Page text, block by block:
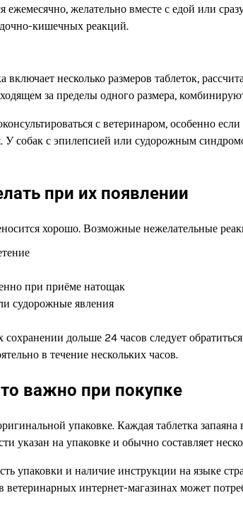
желательно вместе с едой или
кишечных реакций.
несколько размеров таблеток,
за пределы одного размера,
с ветеринаром, особенно
У собак с эпилепсией или судорожным
при их появлении
хорошо. Возможные нежелательные
при приёме натощак
судорожные явления
дольше 24 часов следует
в течение нескольких часов.
важно при покупке
упаковке. Каждая таблетка
указан на упаковке и обычно составляет
упаковки и наличие инструкции на языке
ветеринарных интернет-магазинах может